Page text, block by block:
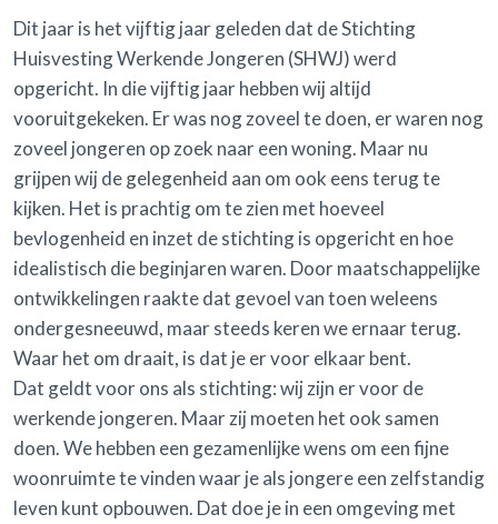
Dit jaar is het vijftig jaar geleden dat de Stichting
Huisvesting Werkende Jongeren (SHWJ) werd
opgericht. In die vijftig jaar hebben wij altijd
vooruitgekeken. Er was nog zoveel te doen, er waren nog
zoveel jongeren op zoek naar een woning. Maar nu
grijpen wij de gelegenheid aan om ook eens terug te
kijken. Het is prachtig om te zien met hoeveel
bevlogenheid en inzet de stichting is opgericht en hoe
idealistisch die beginjaren waren. Door maatschappelijke
ontwikkelingen raakte dat gevoel van toen weleens
ondergesneeuwd, maar steeds keren we ernaar terug.
Waar het om draait, is dat je er voor elkaar bent.
Dat geldt voor ons als stichting: wij zijn er voor de
werkende jongeren. Maar zij moeten het ook samen
doen. We hebben een gezamenlijke wens om een fijne
woonruimte te vinden waar je als jongere een zelfstandig
leven kunt opbouwen. Dat doe je in een omgeving met